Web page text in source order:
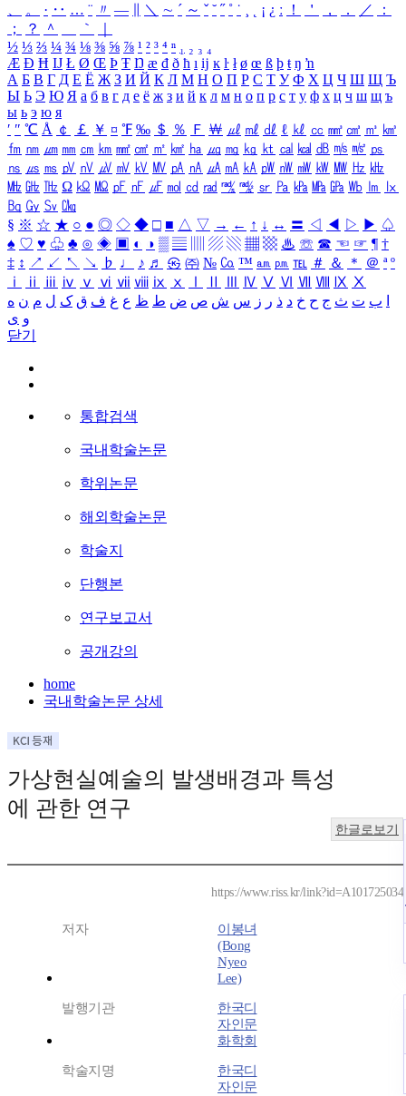
、
。 · ‥ … ¨ 〃 ― ＼ ∼ ´ ～ ˇ ˘ ˝ ˚ ˙ ¸ ¡ ¿ ː ！ ＇ ， ． ／
：
；
？ ＾ ｀
½ ⅓ ⅔ ¼ ¾ ⅛ ⅜ ⅝ ⅞ ¹ ² ³ ⁴ ⁿ ₁ ₂ ₃ ₄
Æ Ð Ħ Ĳ Ł Ø Œ Þ Ŧ Ŋ æ đ ð ħ ı ĳ ĸ ŀ ł ø œ ß þ ŧ ŋ ŉ
А Б В Г Д Е Ё Ж З И Й К Л М Н О П Р С Т У Ф Х Ц Ч Ш Щ Ъ
Ы Ь Э Ю Я а б в г д е ё ж з и й к л м н о п р с т у ф х ц ч ш щ ъ
ы ь э ю я
′ ″ ℃ Å ￠ ￡ ￥ ¤ ℉ ‰ ＄ ％ Ｆ ￦ ㎕ ㎖ ㎗ ℓ ㎘ ㏄ ㎣ ㎤ ㎥ ㎦
㎙ ㎚ ㎛ ㎜ ㎝ ㎞ ㎟ ㎠ ㎡ ㎢ ㏊ ㎍ ㎎ ㎏ ㏏ ㎈ ㎉ ㏈ ㎧ ㎨ ㎰
㎱ ㎲ ㎳ ㎴ ㎵ ㎶ ㎷ ㎸ ㎹ ㎀ ㎁ ㎂ ㎃ ㎄ ㎺ ㎻ ㎽ ㎾ ㎿ ㎐ ㎑
㎒ ㎓ ㎔ Ω ㏀ ㏁ ㎊ ㎋ ㎌ ㏖ ㏅ ㎭ ㎮ ㎯ ㏛ ㎩ ㎪ ㎫ ㎬ ㏝ ㏐
㏓
㏃ ㏉ ㏜ ㏆
§ ※ ☆ ★ ○ ● ◎ ◇ ◆ □ ■ △ ▽ → ← ↑ ↓ ↔ 〓 ◁ ◀ ▷ ▶ ♤
♠ ♡ ♥ ♧ ♣ ⊙ ◈ ▣ ◐ ◑ ▒ ▤ ▨ ▧ ▦ ▩ ♨ ☏ ☎ ☜ ☞ ¶ †
‡ ↕ ↗ ↙ ↖ ↘ ♭ ♩ ♪ ♬ ㉿ ㈜ № ㏇ ™ ㏂ ㏘ ℡ ＃ ＆ ＊ ＠ ª º
ⅰ
ⅱ ⅲ ⅳ ⅴ ⅵ ⅶ ⅷ ⅸ ⅹ Ⅳ Ⅴ Ⅵ Ⅶ Ⅷ Ⅸ Ⅹ
ب ت ث ج ح خ د ذ ر ز س ش ص ض ط ظ ع غ ف ق ک ل م ن ه
و ی
닫기
통합검색
국내학술논문
학위논문
해외학술논문
학술지
단행본
연구보고서
공개강의
home
국내학술논문 상세
가상현실예술의 발생배경과 특성
에 관한 연구
한글로보기
https://www.riss.kr/link?id=A101725034
저자
이봉녀
(Bong
Nyeo
Lee)
발행기관
한국디
자인문
화학회
학술지명
한국디
자인문